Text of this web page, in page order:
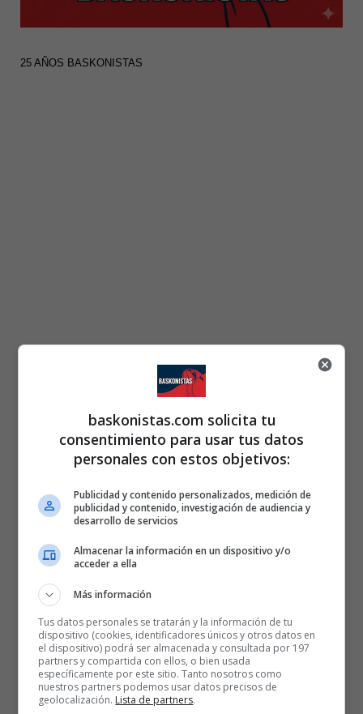
25 AÑOS BASKONISTAS
baskonistas.com solicita tu
consentimiento para usar tus datos
personales con estos objetivos:
Publicidad y contenido personalizados, medición de
publicidad y contenido, investigación de audiencia y
desarrollo de servicios
Almacenar la información en un dispositivo y/o
acceder a ella
Más información
Tus datos personales se tratarán y la información de tu
dispositivo (cookies, identificadores únicos y otros datos en
el dispositivo) podrá ser almacenada y consultada por 197
partners y compartida con ellos, o bien usada
específicamente por este sitio. Tanto nosotros como
nuestros partners podemos usar datos precisos de
geolocalización. Lista de partners.